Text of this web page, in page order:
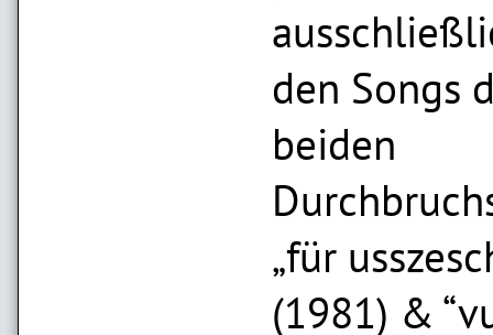
den Songs
beiden
„für
(1981) &